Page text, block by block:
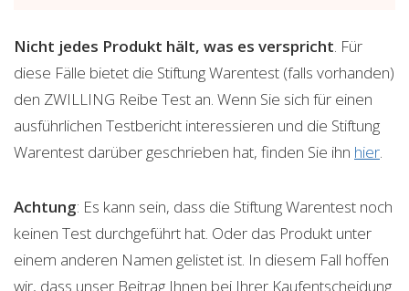
Nicht jedes Produkt hält, was es verspricht. Für
diese Fälle bietet die Stiftung Warentest (falls vorhanden)
den ZWILLING Reibe Test an. Wenn Sie sich für einen
ausführlichen Testbericht interessieren und die Stiftung
Warentest darüber geschrieben hat, finden Sie ihn hier.
Achtung: Es kann sein, dass die Stiftung Warentest noch
keinen Test durchgeführt hat. Oder das Produkt unter
einem anderen Namen gelistet ist. In diesem Fall hoffen
wir, dass unser Beitrag Ihnen bei Ihrer Kaufentscheidung